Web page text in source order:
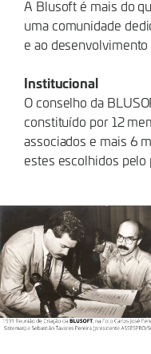
A Blusoft é mais do
uma comunidade
e ao
Institucional
O conselho da
constituído por 12
associados e mais 6
estes escolhidos pelo